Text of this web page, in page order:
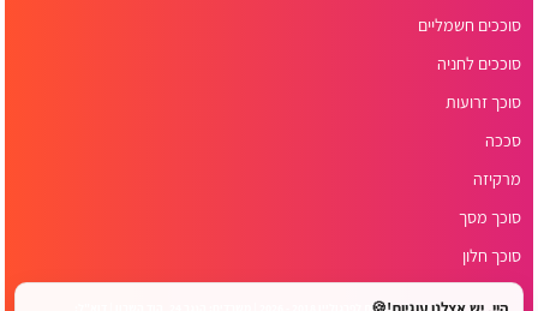
סוככים חשמליים
סוככים לחניה
סוכך זרועות
סככה
מרקיזה
סוכך מסך
סוכך חלון